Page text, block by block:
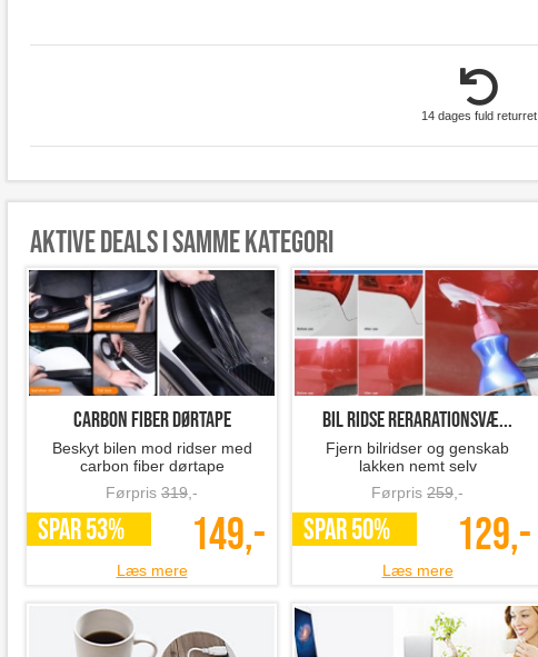
14 dages fuld returret
Aktive deals i samme kategori
Carbon Fiber Dørtape
Beskyt bilen mod ridser med
carbon fiber dørtape
Førpris 319 ,-
SPAR 53% 149,-
Læs mere
Bil ridse rerarationsvæ...
Fjern bilridser og genskab
lakken nemt selv
Førpris 259 ,-
SPAR 50% 129,-
Læs mere